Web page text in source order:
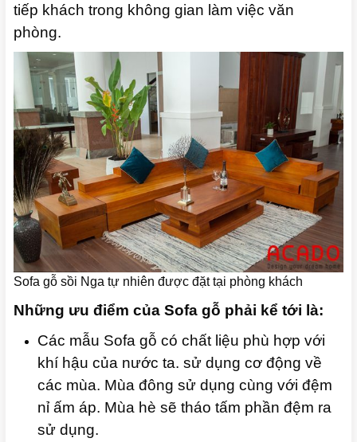
tiếp khách trong không gian làm việc văn
phòng.
Sofa gỗ sồi Nga tự nhiên được đặt tại phòng khách
Những ưu điểm của Sofa gỗ phải kể tới là:
Các mẫu Sofa gỗ có chất liệu phù hợp với
khí hậu của nước ta. sử dụng cơ động về
các mùa. Mùa đông sử dụng cùng với đệm
nỉ ấm áp. Mùa hè sẽ tháo tấm phần đệm ra
sử dụng.